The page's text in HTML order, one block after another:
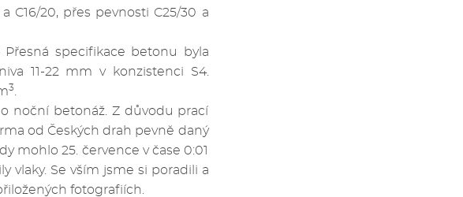
C16/20, přes pevnosti C25/30 a
specifikace betonu byla
11-22 mm v konzistenci S4.
3
noční betonáž. Z důvodu prací
od Českých drah pevně daný
mohlo 25. července v čase 0:01
vlaky. Se vším jsme si poradili a
fotografiích.